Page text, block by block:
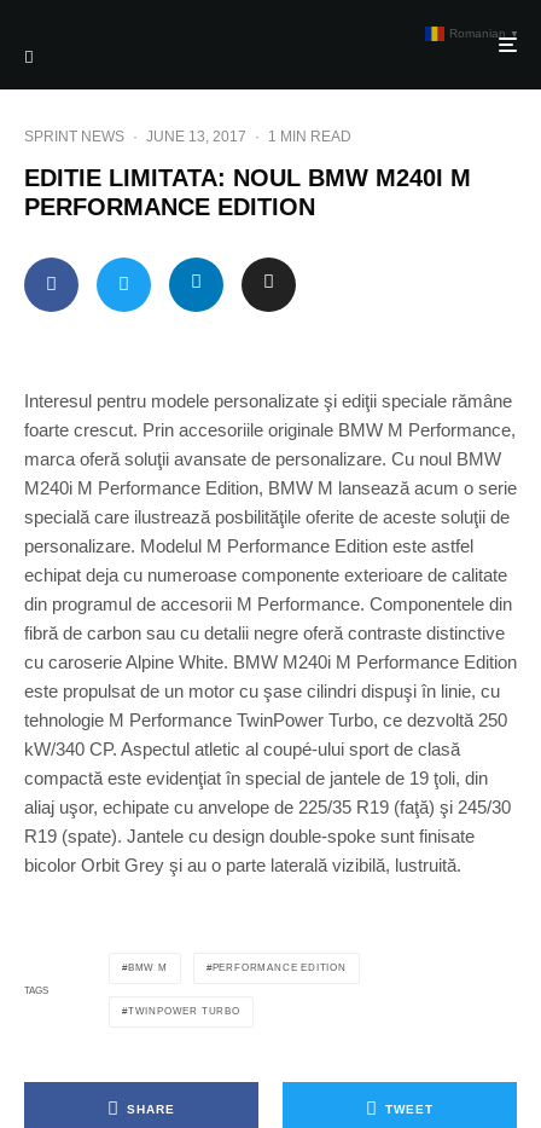
SPRINT NEWS · JUNE 13, 2017 · 1 MIN READ
EDITIE LIMITATA: NOUL BMW M240I M
PERFORMANCE EDITION
Interesul pentru modele personalizate şi ediţii speciale rămâne
foarte crescut. Prin accesoriile originale BMW M Performance,
marca oferă soluţii avansate de personalizare. Cu noul BMW
M240i M Performance Edition, BMW M lansează acum o serie
specială care ilustrează posbilităţile oferite de aceste soluţii de
personalizare. Modelul M Performance Edition este astfel
echipat deja cu numeroase componente exterioare de calitate
din programul de accesorii M Performance. Componentele din
fibră de carbon sau cu detalii negre oferă contraste distinctive
cu caroserie Alpine White. BMW M240i M Performance Edition
este propulsat de un motor cu şase cilindri dispuşi în linie, cu
tehnologie M Performance TwinPower Turbo, ce dezvoltă 250
kW/340 CP. Aspectul atletic al coupé-ului sport de clasă
compactă este evidenţiat în special de jantele de 19 ţoli, din
aliaj uşor, echipate cu anvelope de 225/35 R19 (faţă) şi 245/30
R19 (spate). Jantele cu design double-spoke sunt finisate
bicolor Orbit Grey şi au o parte laterală vizibilă, lustruită.
TAGS
BMW M PERFORMANCE EDITION
TWINPOWER TURBO
SHARE TWEET
Romanian ▼